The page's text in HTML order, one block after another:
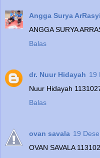
Angga Surya
ANGGA SURYA
Balas
dr. Nuur Hidayah 19
Nuur Hidayah
Balas
ovan savala 19
OVAN SAVALA